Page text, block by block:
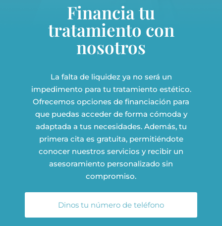
Financia tu
tratamiento con
nosotros
La falta de liquidez ya no será un
impedimento para tu tratamiento estético.
Ofrecemos opciones de financiación para
que puedas acceder de forma cómoda y
adaptada a tus necesidades. Además, tu
primera cita es gratuita, permitiéndote
conocer nuestros servicios y recibir un
asesoramiento personalizado sin
compromiso.